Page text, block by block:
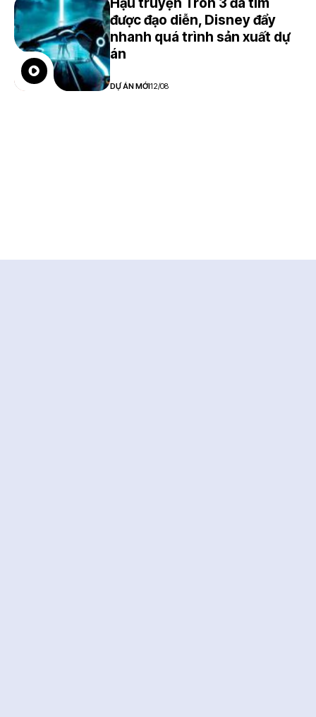
được đạo diễn, Disney đẩy
nhanh quá trình sản xuất dự
án
DỰ ÁN MỚI12/08